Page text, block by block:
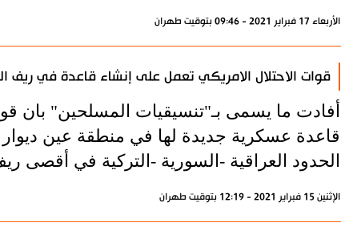
الأربعاء 17 فبراير 2021 - 09:46 بتوقيت طهران
قوات الاحتلال الامريكي تعمل على إنشاء قاعدة في ريف
أفادت ما يسمى بـ"تنسيقيات المسلحين" بان
قاعدة عسكرية جديدة لها في منطقة عين
الحدود العراقية -السورية -التركية في
الإثنين 15 فبراير 2021 - 12:19 بتوقيت طهران